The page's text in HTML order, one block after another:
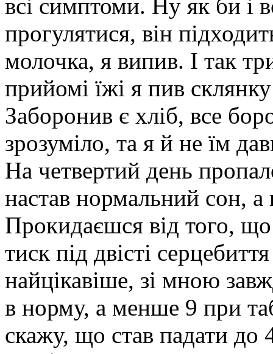
всі симптоми. Ну як би і
прогулятися, він
молочка, я випив. І так
прийомі їжі я пив
Заборонив є хліб, все
зрозуміло, та я й не їм
На четвертий день
настав нормальний сон, а
Прокидаєшся від того,
тиск під двісті
найцікавіше, зі мною
в норму, а менше 9 при
скажу, що став падати до